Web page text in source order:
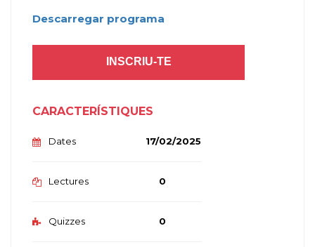
Descarregar programa
INSCRIU-TE
CARACTERÍSTIQUES
Dates 17/02/2025
Lectures 0
Quizzes 0